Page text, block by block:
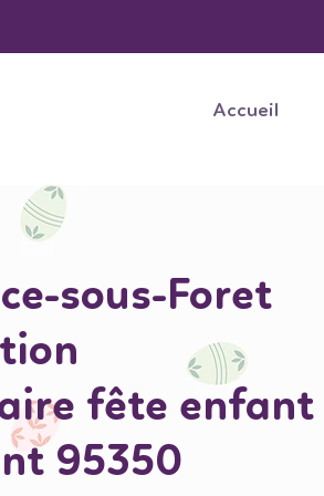
Accueil
sous-Foret
fête enfant
95350